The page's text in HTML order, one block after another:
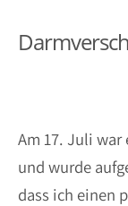
Am 17. Juli
und wurde
dass ich einen